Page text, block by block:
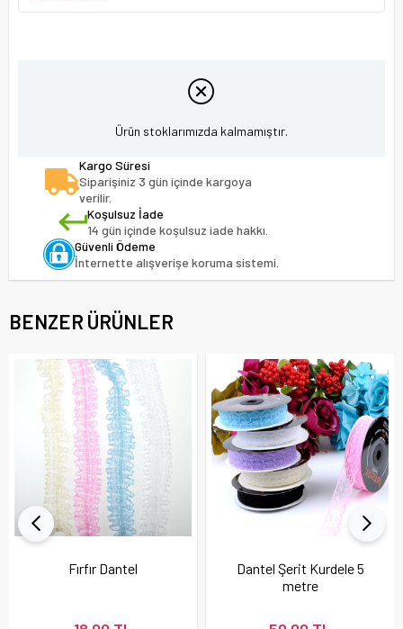
Ürün stoklarımızda kalmamıştır.
Kargo Süresi
Siparişiniz 3 gün içinde kargoya
verilir.
Koşulsuz İade
14 gün içinde koşulsuz iade hakkı.
Güvenli Ödeme
İnternette alışverişe koruma sistemi.
BENZER ÜRÜNLER
Fırfır Dantel
Dantel Şerit Kurdele 5
metre